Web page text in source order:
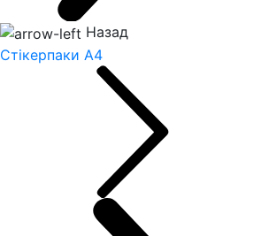
Назад
Стікерпаки А4